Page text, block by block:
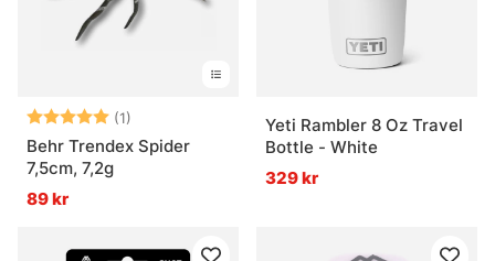
Betyg: (1)
5.0 utav 5 stjärnor
Behr Trendex Spider
7,5cm, 7,2g
89 kr
Yeti Rambler 8 Oz Travel
Bottle - White
329 kr